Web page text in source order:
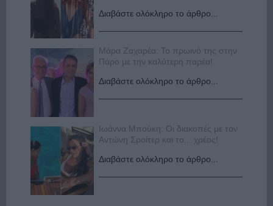
Διαβάστε ολόκληρο το άρθρο...
Μάρα Ζαχαρέα: Το πρωινό της στην
Πάρο με την καλύτερη παρέα!
Διαβάστε ολόκληρο το άρθρο...
Ιωάννα Μπούκη: Οι διακοπές με τον
Αντώνη Σροίτερ και το... χρέος!
Διαβάστε ολόκληρο το άρθρο...